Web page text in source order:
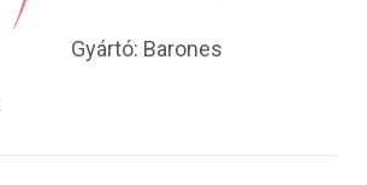
Gyártó: Barones